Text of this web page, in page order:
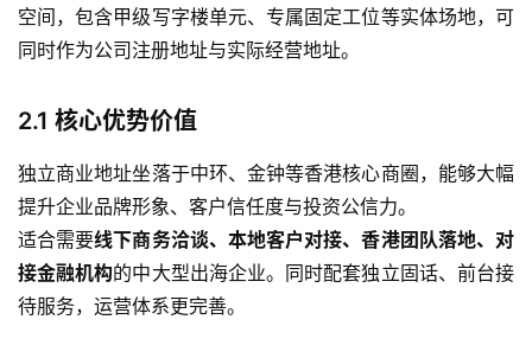
空间，包含甲级写字楼单元、专属固定工位等实体场地，可
同时作为公司注册地址与实际经营地址。
2.1 核心优势价值
独立商业地址坐落于中环、金钟等香港核心商圈，能够大幅
提升企业品牌形象、客户信任度与投资公信力。
适合需要线下商务洽谈、本地客户对接、香港团队落地、对
接金融机构的中大型出海企业。同时配套独立固话、前台接
待服务，运营体系更完善。